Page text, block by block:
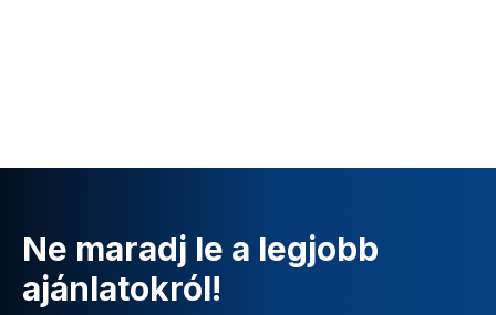
Ne maradj le a legjobb
ajánlatokról!